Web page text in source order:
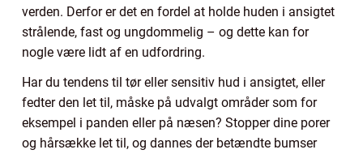
verden. Derfor er det en fordel at holde huden i ansigtet
strålende, fast og ungdommelig – og dette kan for
nogle være lidt af en udfordring.
Har du tendens til tør eller sensitiv hud i ansigtet, eller
fedter den let til, måske på udvalgt områder som for
eksempel i panden eller på næsen? Stopper dine porer
og hårsække let til, og dannes der betændte bumser